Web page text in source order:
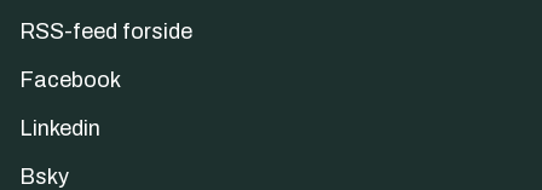
RSS-feed forside
Facebook
Linkedin
Bsky